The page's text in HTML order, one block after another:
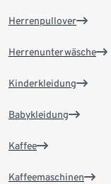
Herrenpullover
Herrenunterwäsche
Kinderkleidung
Babykleidung
Kaffee
Kaffeemaschinen